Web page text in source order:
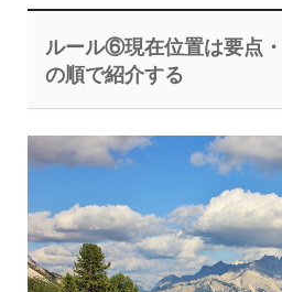
ルール⑥現在位置は要点
の順で紹介する